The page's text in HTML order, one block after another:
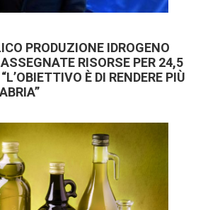
PRODUZIONE IDROGENO
RISORSE PER 24,5
È DI RENDERE PIÙ